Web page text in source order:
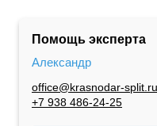
Помощь эксперта
Александр
office@krasnodar-split.ru
+7 938 486-24-25